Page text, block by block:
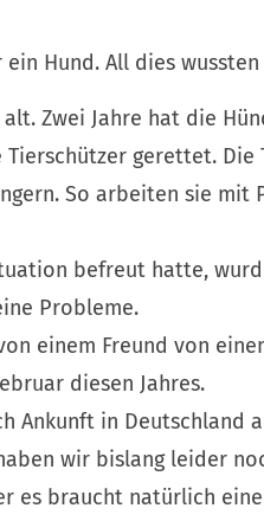
Hund. All dies
Zwei Jahre hat die
gerettet. Die
So arbeiten sie mit
befreut hatte,
Probleme.
einem Freund von
diesen Jahres.
Ankunft in Deutschland
wir bislang leider
es braucht natürlich